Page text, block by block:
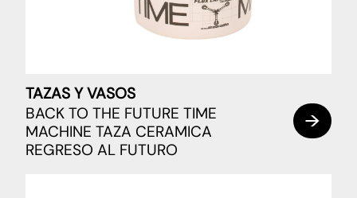
TAZAS Y VASOS
BACK TO THE FUTURE TIME
MACHINE TAZA CERAMICA
REGRESO AL FUTURO